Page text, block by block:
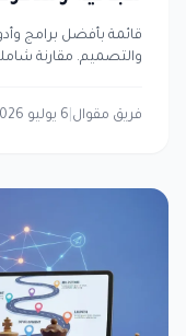
قائمة بأفضل برامج
والتصميم. مقارنة
فريق مقوال 6 يوليو 2026